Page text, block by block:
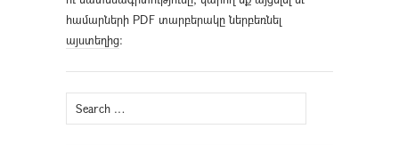
համարների PDF տարբերակը ներբեռնել
այստեղից։
Search
for: